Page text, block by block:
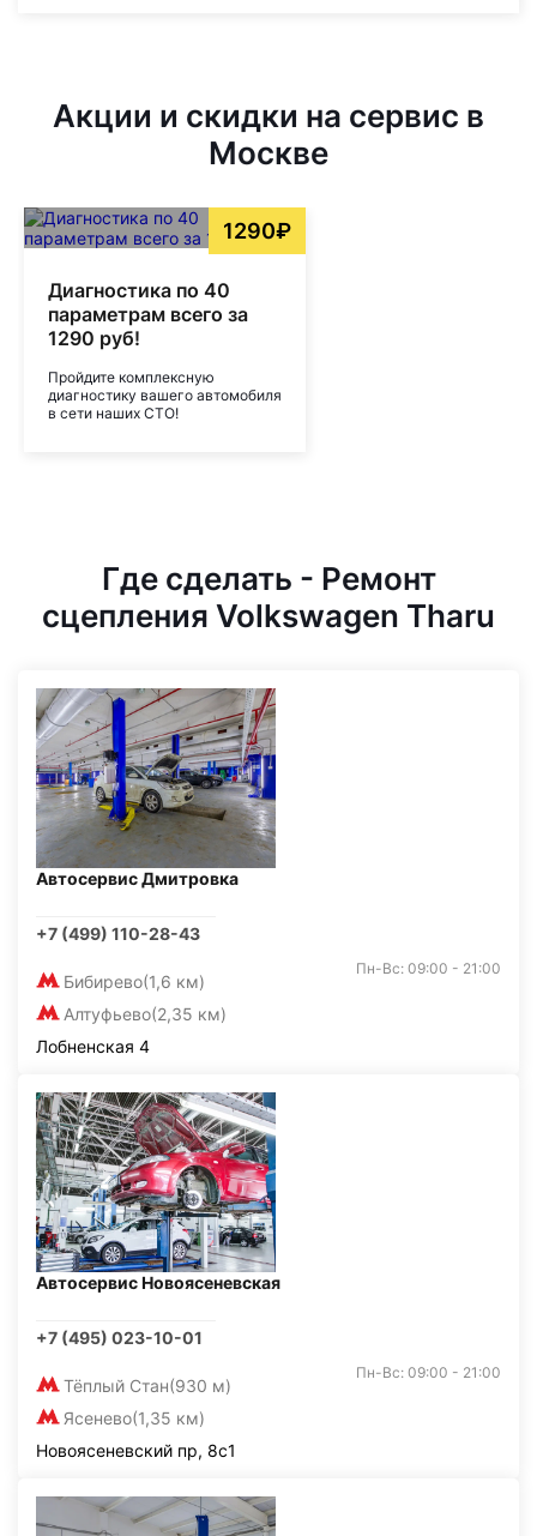
Акции и скидки на сервис в
Москве
1290₽
Диагностика по 40
параметрам всего за
1290 руб!
Пройдите комплексную
диагностику вашего автомобиля
в сети наших СТО!
Где сделать - Ремонт
сцепления Volkswagen Tharu
Автосервис Дмитровка
+7 (499) 110-28-43
Бибирево(1,6 км)
Алтуфьево(2,35 км)
Пн-Вс: 09:00 - 21:00
Лобненская 4
Автосервис Новоясеневская
+7 (495) 023-10-01
Тёплый Стан(930 м)
Ясенево(1,35 км)
Пн-Вс: 09:00 - 21:00
Новоясеневский пр, 8с1